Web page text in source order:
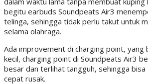
begitu earbuds Soundpeats Air3
telinga, sehingga tidak perlu takut untuk
selama olahraga.
Ada improvement di charging point, yang
kecil, charging point di Soundpeats Air3
besar dan terlihat tangguh, sehingga bisa
cepat rusak.